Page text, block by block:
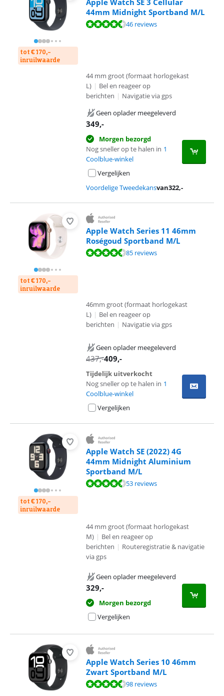
tot € 170,-
inruilwaarde
Apple Watch SE 3 Cellular
44mm Midnight Sportband M/L
Beoordeling is 9,0 van de 10, gebaseerd op 46 reviews.
46 reviews
44 mm groot (formaat horlogekast
L) | Bel en reageer op
berichten | Navigatie via gps
Geen oplader meegeleverd
349,-
Morgen bezorgd
Nog sneller op te halen in 1
Coolblue-winkel
Vergelijken
Voordelige Tweedekansvan322,-
tot € 170,-
inruilwaarde
Apple Watch Series 11 46mm
Roségoud Sportband M/L
Beoordeling is 9,2 van de 10, gebaseerd op 85 reviews.
85 reviews
46mm groot (formaat horlogekast
L) | Bel en reageer op
berichten | Navigatie via gps
Geen oplader meegeleverd
437,-409,-
Tijdelijk uitverkocht
Nog sneller op te halen in 1
Coolblue-winkel
Vergelijken
tot € 170,-
inruilwaarde
Apple Watch SE (2022) 4G
44mm Midnight Aluminium
Sportband M/L
Beoordeling is 8,6 van de 10, gebaseerd op 53 reviews.
53 reviews
44 mm groot (formaat horlogekast
M) | Bel en reageer op
berichten | Routeregistratie & navigatie
via gps
Geen oplader meegeleverd
329,-
Morgen bezorgd
Vergelijken
Apple Watch Series 10 46mm
Zwart Sportband M/L
Beoordeling is 9,1 van de 10, gebaseerd op 98 reviews.
98 reviews